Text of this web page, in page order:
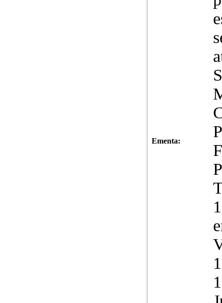
Ementa: